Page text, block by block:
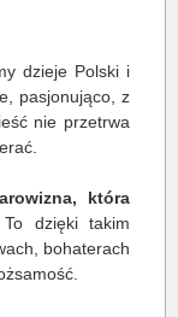
dzieje Polski i
pasjonująco, z
nie przetrwa
która
To dzięki takim
bohaterach